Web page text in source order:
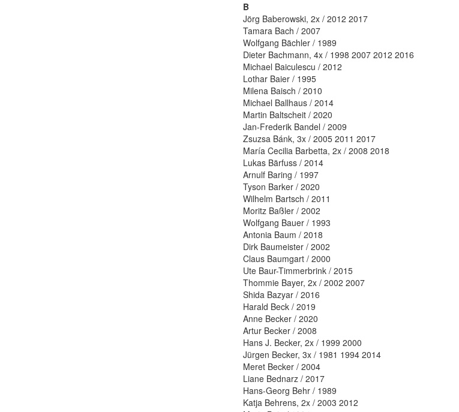
B
Jörg Baberowski, 2x / 2012 2017
Tamara Bach / 2007
Wolfgang Bächler / 1989
Dieter Bachmann, 4x / 1998 2007 2012 2016
Michael Baiculescu / 2012
Lothar Baier / 1995
Milena Baisch / 2010
Michael Ballhaus / 2014
Martin Baltscheit / 2020
Jan-Frederik Bandel / 2009
Zsuzsa Bánk, 3x / 2005 2011 2017
María Cecilia Barbetta, 2x / 2008 2018
Lukas Bärfuss / 2014
Arnulf Baring / 1997
Tyson Barker / 2020
Wilhelm Bartsch / 2011
Moritz Baßler / 2002
Wolfgang Bauer / 1993
Antonia Baum / 2018
Dirk Baumeister / 2002
Claus Baumgart / 2000
Ute Baur-Timmerbrink / 2015
Thommie Bayer, 2x / 2002 2007
Shida Bazyar / 2016
Harald Beck / 2019
Anne Becker / 2020
Artur Becker / 2008
Hans J. Becker, 2x / 1999 2000
Jürgen Becker, 3x / 1981 1994 2014
Meret Becker / 2004
Liane Bednarz / 2017
Hans-Georg Behr / 1989
Katja Behrens, 2x / 2003 2012